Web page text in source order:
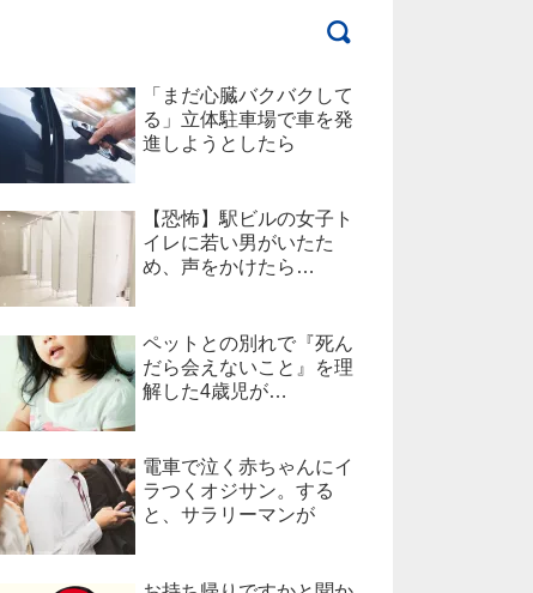
「まだ心臓バクバクして
る」立体駐車場で車を発
進しようとしたら
【恐怖】駅ビルの女子ト
イレに若い男がいたた
め、声をかけたら…
ペットとの別れで『死ん
だら会えないこと』を理
解した4歳児が…
電車で泣く赤ちゃんにイ
ラつくオジサン。する
と、サラリーマンが